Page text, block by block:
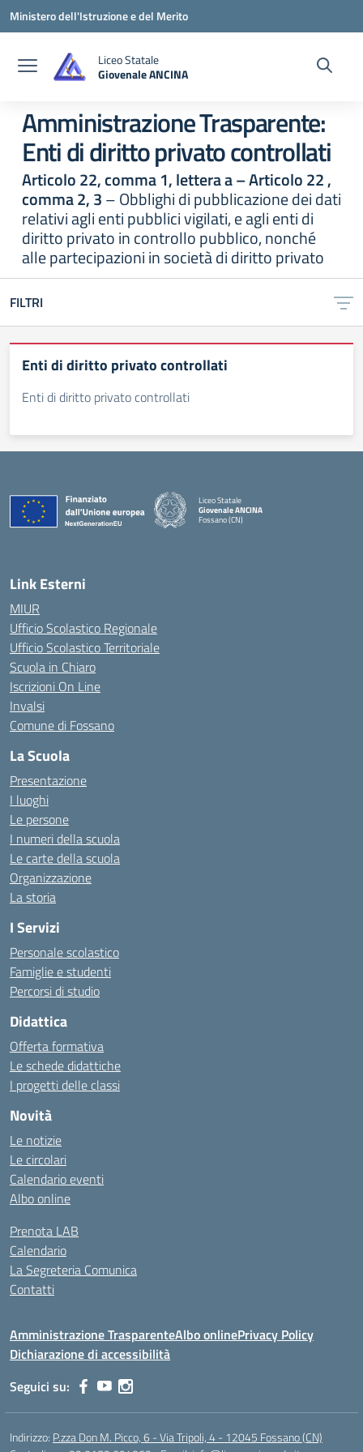
Vai ai contenuti
Vai al menu di navigazione
Vai al footer
Ministero dell'Istruzione e del Merito
Liceo Statale
Giovenale ANCINA
Amministrazione Trasparente:
Enti di diritto privato controllati
Articolo 22, comma 1, lettera a – Articolo 22 ,
comma 2, 3– Obblighi di pubblicazione dei dati
relativi agli enti pubblici vigilati, e agli enti di
diritto privato in controllo pubblico, nonché
alle partecipazioni in società di diritto privato
FILTRI
Enti di diritto privato controllati
Enti di diritto privato controllati
Liceo Statale
Giovenale ANCINA
Fossano (CN)
Link Esterni
MIUR
Ufficio Scolastico Regionale
Ufficio Scolastico Territoriale
Scuola in Chiaro
Iscrizioni On Line
Invalsi
Comune di Fossano
La Scuola
Presentazione
I luoghi
Le persone
I numeri della scuola
Le carte della scuola
Organizzazione
La storia
I Servizi
Personale scolastico
Famiglie e studenti
Percorsi di studio
Didattica
Offerta formativa
Le schede didattiche
I progetti delle classi
Novità
Le notizie
Le circolari
Calendario eventi
Albo online
Prenota LAB
Calendario
La Segreteria Comunica
Contatti
Amministrazione TrasparenteAlbo onlinePrivacy Policy
Dichiarazione di accessibilità
Seguici su:
Indirizzo: P.zza Don M. Picco, 6 - Via Tripoli, 4 - 12045 Fossano (CN)